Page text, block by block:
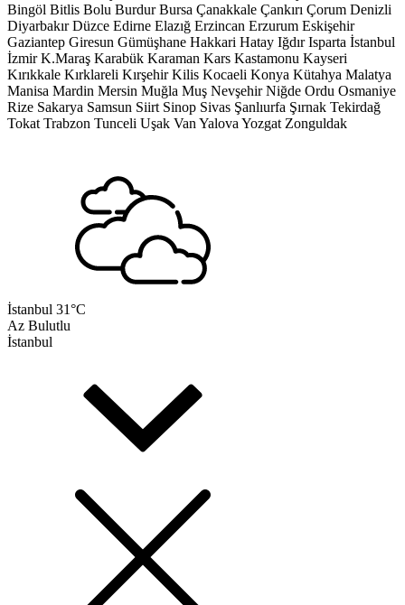
Bingöl Bitlis Bolu Burdur Bursa Çanakkale Çankırı Çorum Denizli
Diyarbakır Düzce Edirne Elazığ Erzincan Erzurum Eskişehir
Gaziantep Giresun Gümüşhane Hakkari Hatay Iğdır Isparta İstanbul
İzmir K.Maraş Karabük Karaman Kars Kastamonu Kayseri
Kırıkkale Kırklareli Kırşehir Kilis Kocaeli Konya Kütahya Malatya
Manisa Mardin Mersin Muğla Muş Nevşehir Niğde Ordu Osmaniye
Rize Sakarya Samsun Siirt Sinop Sivas Şanlıurfa Şırnak Tekirdağ
Tokat Trabzon Tunceli Uşak Van Yalova Yozgat Zonguldak
İstanbul 31°C
Az Bulutlu
İstanbul